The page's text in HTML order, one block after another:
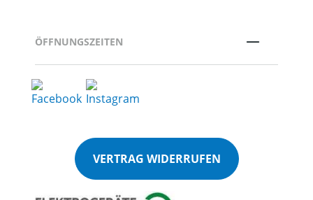
ÖFFNUNGSZEITEN
VERTRAG WIDERRUFEN